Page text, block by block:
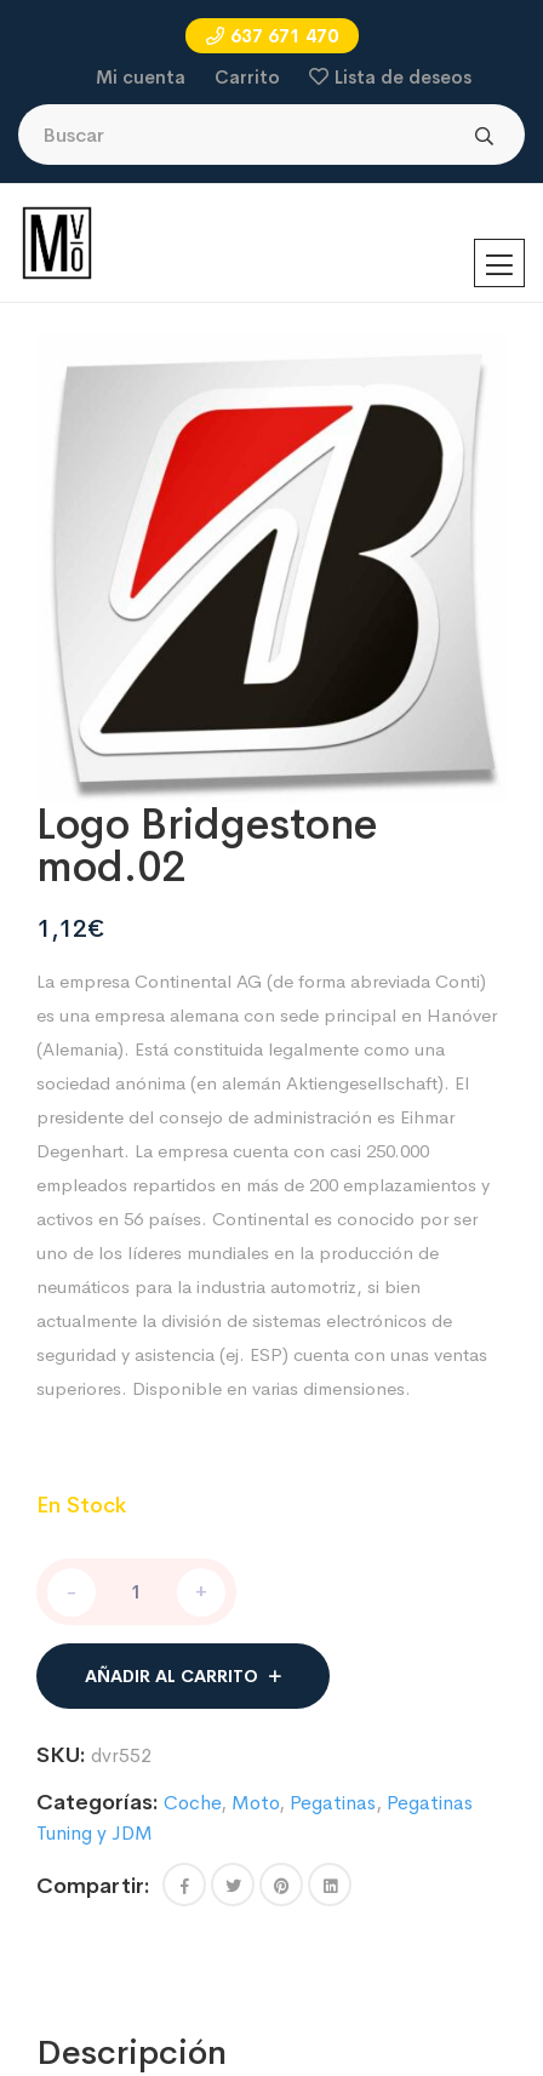
637 671 470
Mi cuenta
Carrito Lista de deseos
Logo Bridgestone
mod.02
1,12€
La empresa Continental AG (de forma abreviada Conti)
es una empresa alemana con sede principal en Hanóver
(Alemania). Está constituida legalmente como una
sociedad anónima (en alemán Aktiengesellschaft). El
presidente del consejo de administración es Eihmar
Degenhart. La empresa cuenta con casi 250.000
empleados repartidos en más de 200 emplazamientos y
activos en 56 países. Continental es conocido por ser
uno de los líderes mundiales en la producción de
neumáticos para la industria automotriz, si bien
actualmente la división de sistemas electrónicos de
seguridad y asistencia (ej. ESP) cuenta con unas ventas
superiores. Disponible en varias dimensiones.
En Stock
Bridgestone
cantidad
- +
AÑADIR AL CARRITO
SKU: dvr552
Categorías: Coche, Moto, Pegatinas, Pegatinas
Tuning y JDM
Compartir:
Descripción